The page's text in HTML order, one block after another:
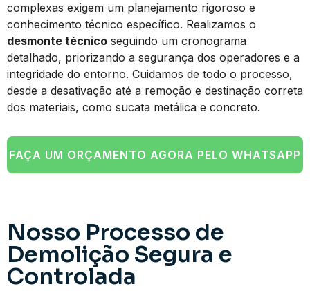
complexas exigem um planejamento rigoroso e
conhecimento técnico específico. Realizamos o
desmonte técnico seguindo um cronograma
detalhado, priorizando a segurança dos operadores e a
integridade do entorno. Cuidamos de todo o processo,
desde a desativação até a remoção e destinação correta
dos materiais, como sucata metálica e concreto.
FAÇA UM ORÇAMENTO AGORA PELO WHATSAPP
Nosso Processo de
Demolição Segura e
Controlada